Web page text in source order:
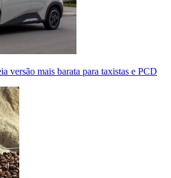
versão mais barata para taxistas e PCD